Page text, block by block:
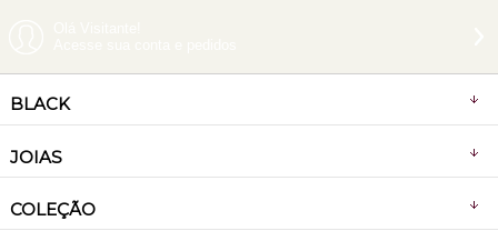
BLACK
JOIAS
COLEÇÃO